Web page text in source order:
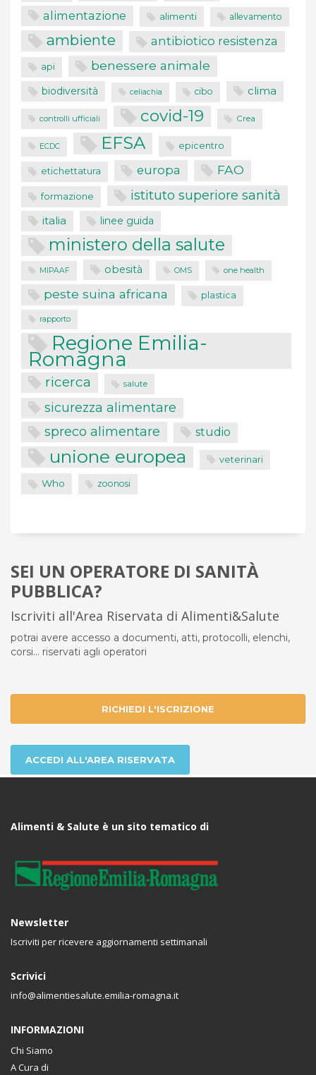
alimentazione alimenti allevamento
ambiente antibiotico resistenza
api benessere animale
biodiversità celiachia cibo clima
controlli ufficiali covid-19 Crea
ECDC EFSA epicentro
etichettatura europa FAO
formazione istituto superiore sanità
italia linee guida
ministero della salute
MIPAAF obesità OMS one health
peste suina africana plastica
rapporto
Regione Emilia-
Romagna
ricerca salute
sicurezza alimentare
spreco alimentare studio
unione europea veterinari
Who zoonosi
SEI UN OPERATORE DI SANITÀ
PUBBLICA?
Iscriviti all'Area Riservata di Alimenti&Salute
potrai avere accesso a documenti, atti, protocolli, elenchi,
corsi... riservati agli operatori
RICHIEDI L'ISCRIZIONE
ACCEDI ALL'AREA RISERVATA
Alimenti & Salute è un sito tematico di
Newsletter
Iscriviti per ricevere aggiornamenti settimanali
Scrivici
info@alimentiesalute.emilia-romagna.it
INFORMAZIONI
Chi Siamo
A Cura di